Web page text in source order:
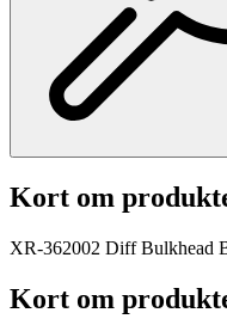
Kort om
XR-362002 Diff Bulkhead
Kort om